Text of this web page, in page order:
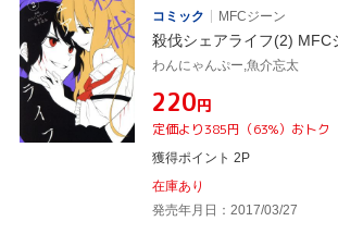
コミック
MFCジーン
殺伐シェアライフ(2) MFC
わんにゃんぷー,魚介忘太
¥220円
定価より385円（63%）おトク
獲得ポイント 2P
在庫あり
発売年月日：2017/03/27